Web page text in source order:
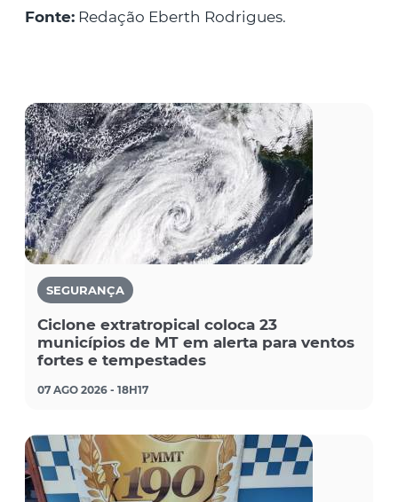
Fonte: Redação Eberth Rodrigues.
SEGURANÇA
Ciclone extratropical coloca 23
municípios de MT em alerta para ventos
fortes e tempestades
07 AGO 2026 - 18H17